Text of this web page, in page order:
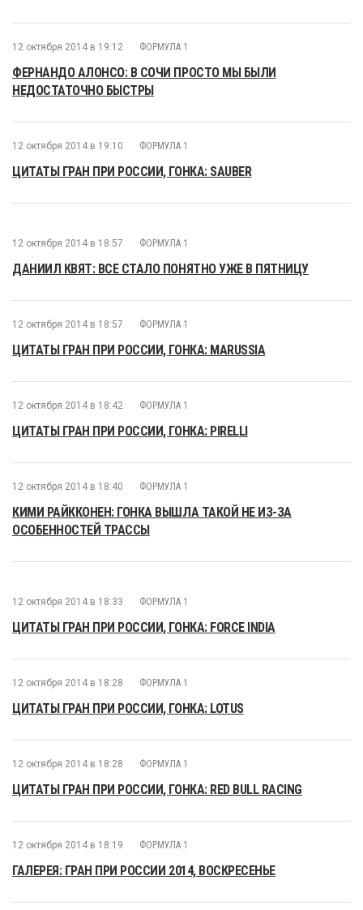
12 октября 2014 в 19:12 ФОРМУЛА 1
ФЕРНАНДО АЛОНСО: В СОЧИ ПРОСТО МЫ БЫЛИ
НЕДОСТАТОЧНО БЫСТРЫ
12 октября 2014 в 19:10 ФОРМУЛА 1
ЦИТАТЫ ГРАН ПРИ РОССИИ, ГОНКА: SAUBER
12 октября 2014 в 18:57 ФОРМУЛА 1
ДАНИИЛ КВЯТ: ВСЕ СТАЛО ПОНЯТНО УЖЕ В ПЯТНИЦУ
12 октября 2014 в 18:57 ФОРМУЛА 1
ЦИТАТЫ ГРАН ПРИ РОССИИ, ГОНКА: MARUSSIA
12 октября 2014 в 18:42 ФОРМУЛА 1
ЦИТАТЫ ГРАН ПРИ РОССИИ, ГОНКА: PIRELLI
12 октября 2014 в 18:40 ФОРМУЛА 1
КИМИ РАЙККОНЕН: ГОНКА ВЫШЛА ТАКОЙ НЕ ИЗ-ЗА
ОСОБЕННОСТЕЙ ТРАССЫ
12 октября 2014 в 18:33 ФОРМУЛА 1
ЦИТАТЫ ГРАН ПРИ РОССИИ, ГОНКА: FORCE INDIA
12 октября 2014 в 18:28 ФОРМУЛА 1
ЦИТАТЫ ГРАН ПРИ РОССИИ, ГОНКА: LOTUS
12 октября 2014 в 18:28 ФОРМУЛА 1
ЦИТАТЫ ГРАН ПРИ РОССИИ, ГОНКА: RED BULL RACING
12 октября 2014 в 18:19 ФОРМУЛА 1
ГАЛЕРЕЯ: ГРАН ПРИ РОССИИ 2014, ВОСКРЕСЕНЬЕ